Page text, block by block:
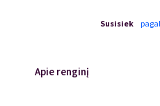
Susisiek
Apie renginį